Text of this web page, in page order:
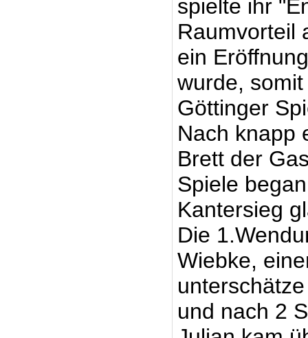
spielte ihr
Raumvorteil
ein
wurde,
Göttinger
Nach knapp
Brett der
Spiele
Kantersieg
Die
Wiebke,
und nach 2